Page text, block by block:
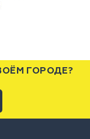
ГОРОДЕ?